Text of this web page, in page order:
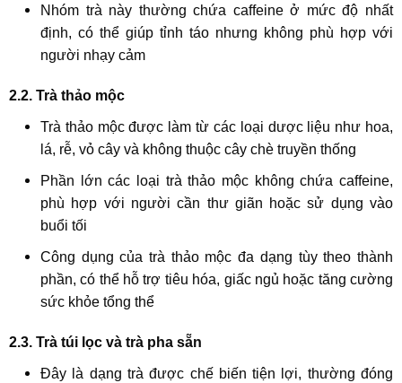
Nhóm trà này thường chứa caffeine ở mức độ nhất
định, có thể giúp tỉnh táo nhưng không phù hợp với
người nhạy cảm
2.2. Trà thảo mộc
Trà thảo mộc được làm từ các loại dược liệu như hoa,
lá, rễ, vỏ cây và không thuộc cây chè truyền thống
Phần lớn các loại trà thảo mộc không chứa caffeine,
phù hợp với người cần thư giãn hoặc sử dụng vào
buổi tối
Công dụng của trà thảo mộc đa dạng tùy theo thành
phần, có thể hỗ trợ tiêu hóa, giấc ngủ hoặc tăng cường
sức khỏe tổng thể
2.3. Trà túi lọc và trà pha sẵn
Đây là dạng trà được chế biến tiện lợi, thường đóng